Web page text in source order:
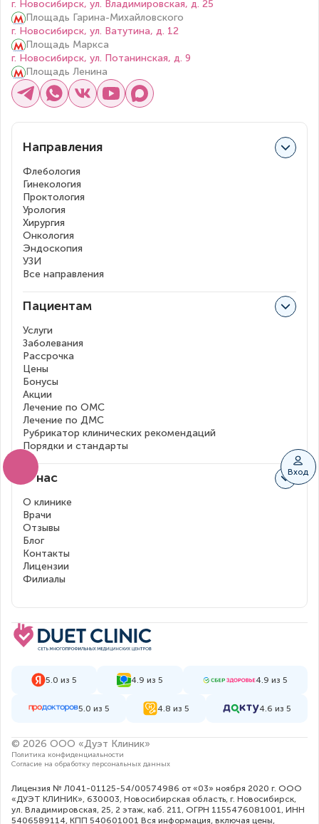
Вход
г. Новосибирск, ул. Владимировская, д. 25
Площадь Гарина-Михайловского
г. Новосибирск, ул. Ватутина, д. 12
Площадь Маркса
г. Новосибирск, ул. Потанинская, д. 9
Площадь Ленина
Направления
Флебология
Гинекология
Проктология
Урология
Хирургия
Онкология
Эндоскопия
УЗИ
Все направления
Пациентам
Услуги
Заболевания
Рассрочка
Цены
Бонусы
Акции
Лечение по ОМС
Лечение по ДМС
Рубрикатор клинических рекомендаций
Порядки и стандарты
О нас
О клинике
Врачи
Отзывы
Блог
Контакты
Лицензии
Филиалы
5.0 из 5 4.9 из 5 4.9 из 5
5.0 из 5 4.8 из 5 4.6 из 5
© 2026 ООО «Дуэт Клиник»
Политика конфиденциальности
Согласие на обработку персональных данных
Лицензия № Л041-01125-54/00574986 от «03» ноября 2020 г. ООО
«ДУЭТ КЛИНИК», 630003, Новосибирская область, г. Новосибирск,
ул. Владимировская, 25, 2 этаж, каб. 211, ОГРН 1155476081001, ИНН
5406589114, КПП 540601001 Вся информация, включая цены,